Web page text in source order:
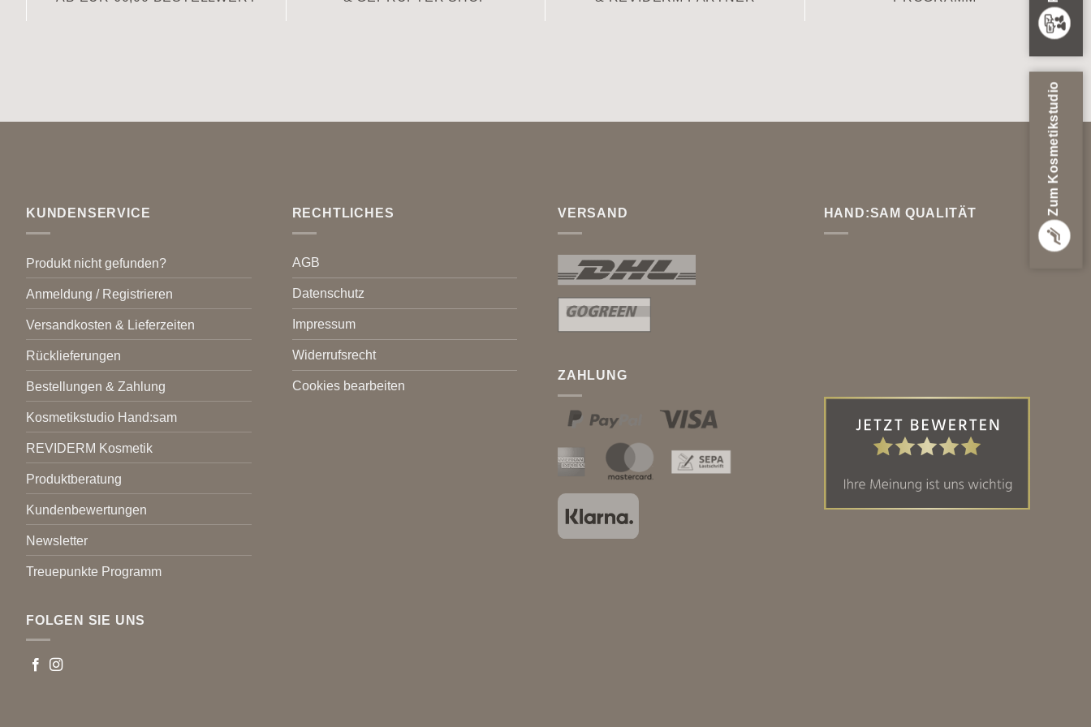
Zum Kosmetikstudio
KUNDENSERVICE
Produkt nicht gefunden?
Anmeldung / Registrieren
Versandkosten & Lieferzeiten
Rücklieferungen
Bestellungen & Zahlung
Kosmetikstudio Hand:sam
REVIDERM Kosmetik
Produktberatung
Kundenbewertungen
Newsletter
Treuepunkte Programm
FOLGEN SIE UNS
RECHTLICHES
AGB
Datenschutz
Impressum
Widerrufsrecht
Cookies bearbeiten
VERSAND
ZAHLUNG
HAND:SAM QUALITÄT